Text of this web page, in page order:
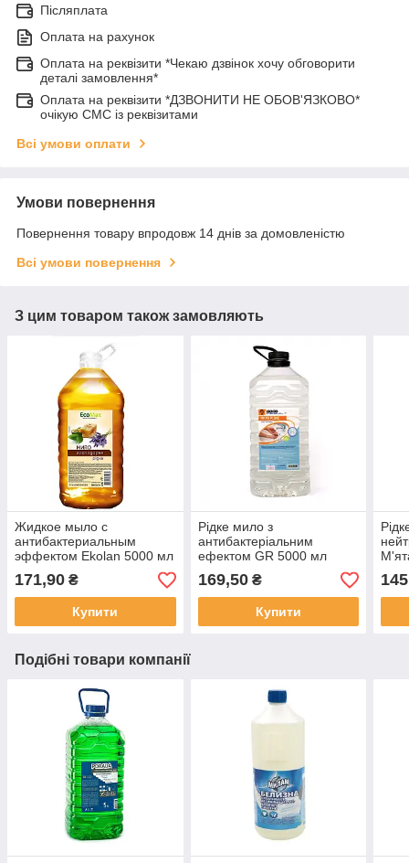
Післяплата
Оплата на рахунок
Оплата на реквізити *Чекаю дзвінок хочу обговорити
деталі замовлення*
Оплата на реквізити *ДЗВОНИТИ НЕ ОБОВ'ЯЗКОВО*
очікую СМС із реквізитами
Всі умови оплати
Умови повернення
Повернення товару впродовж 14 днів за домовленістю
Всі умови повернення
З цим товаром також замовляють
Жидкое мыло с
антибактериальным
эффектом Ekolan 5000 мл
171,90 ₴
Купити
Рідке мило з
антибактеріальним
ефектом GR 5000 мл
169,50₴
Купити
145
Подібні товари компанії